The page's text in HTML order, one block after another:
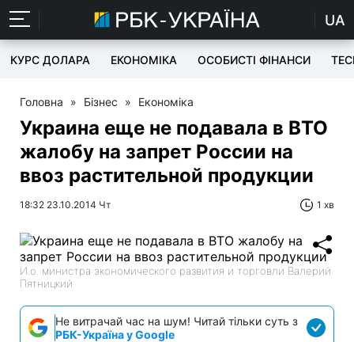
UA
КУРС ДОЛАРА ЕКОНОМІКА ОСОБИСТІ ФІНАНСИ
Головна » Бізнес » Економіка
Украина еще не подавала в ВТО
жалобу на запрет России на
ввоз растительной продукции
18:32 23.10.2014 Чт 1 хв
И.о. министра экономического развития и торговли Валерий
Пятницкий
Не витрачай час на шум! Читай тільки суть з
РБК-Україна у Google